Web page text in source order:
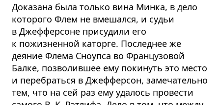
Доказана была только вина Минка, в дело
которого Флем не вмешался, и судьи
в Джефферсоне присудили его
к пожизненной каторге. Последнее же
деяние Флема Сноупса во Французовой
Балке, позволившее ему покинуть это место
и перебраться в Джефферсон, замечательно
тем, что на сей раз ему удалось провести